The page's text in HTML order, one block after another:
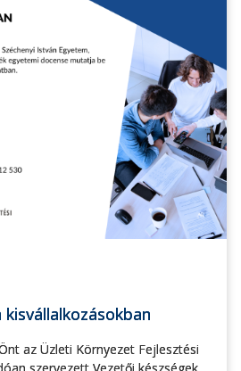
az Üzleti Környezet Fejlesztési
szervezett Vezetői készségek